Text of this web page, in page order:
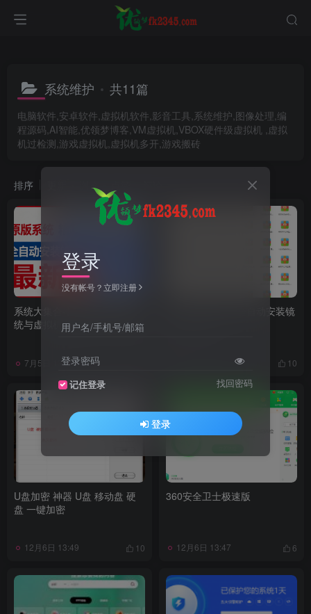
系统维护 共11篇
电脑软件,安卓软件,虚拟机软件,影音工具,系统维护,图像处理,编
程源码,AI智能,优领梦博客,VM虚拟机,VBOX硬件级虚拟机 ,虚拟
机过检测,游戏虚拟机,虚拟机多开,游戏搬砖
排序 浏览
系统大集合-持续更新-各种系
统与虚拟机系统-多国语言系统
7月5日 13:34
无人工值守-WIN全自动安装镜
10
U盘加密 神器 U盘 移动盘 硬
盘 一键加密
12月6日 13:49 10
360安全卫士极速版
12月6日 13:47 6
登录
没有帐号？立即注册
用户名/手机号/邮箱
登录密码
记住登录 找回密码
登录